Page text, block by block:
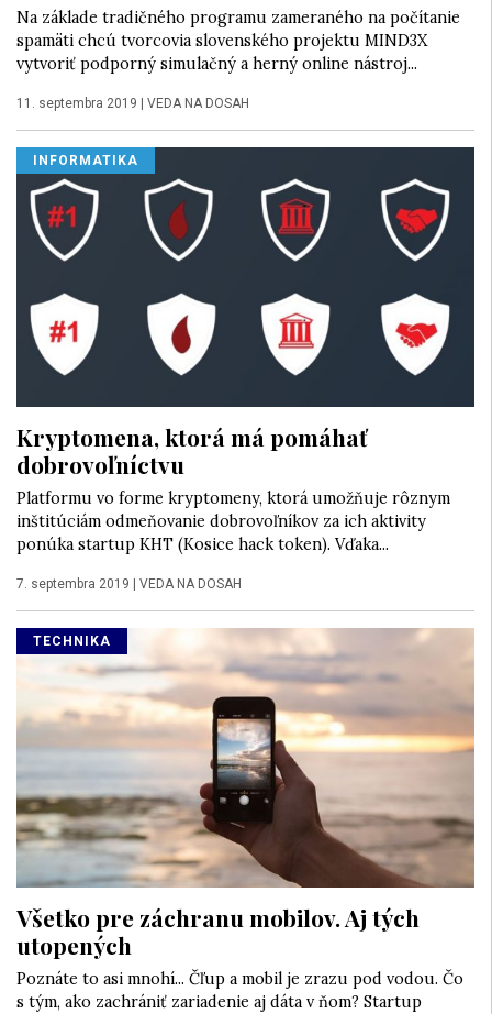
Na základe tradičného programu zameraného na počítanie
spamäti chcú tvorcovia slovenského projektu MIND3X
vytvoriť podporný simulačný a herný online nástroj...
11. septembra 2019 | VEDA NA DOSAH
INFORMATIKA
Kryptomena, ktorá má pomáhať
dobrovoľníctvu
Platformu vo forme kryptomeny, ktorá umožňuje rôznym
inštitúciám odmeňovanie dobrovoľníkov za ich aktivity
ponúka startup KHT (Kosice hack token). Vďaka...
7. septembra 2019 | VEDA NA DOSAH
TECHNIKA
Všetko pre záchranu mobilov. Aj tých
utopených
Poznáte to asi mnohí... Čľup a mobil je zrazu pod vodou. Čo
s tým, ako zachrániť zariadenie aj dáta v ňom? Startup